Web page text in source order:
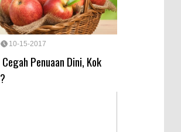
10-15-2017
Penuaan Dini, Kok